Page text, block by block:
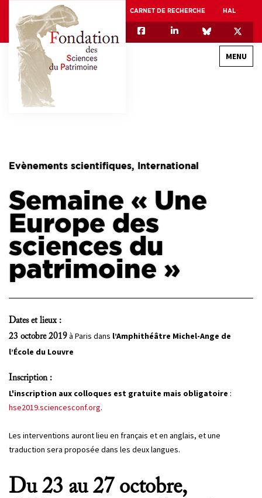
CARNET DE RECHERCHE HAL
MENU
ASSOCIATION DES JEUNES CHERCHEURS EN SCIENCES DU PATRIMOINE – AFJ2CSP
EQUIPEX + ESPADON
AGENDA
Evènements scientifiques, International
Semaine « Une
Europe des
sciences du
patrimoine »
Dates et lieux :
23 octobre 2019 à Paris dans l’Amphithéâtre Michel-Ange de
l’École du Louvre
Inscription :
L'inscription aux colloques est gratuite mais obligatoire :
hse2019.sciencesconf.org.
Les interventions auront lieu en français et en anglais, et une
traduction sera proposée dans les deux langues.
Du 23 au 27 octobre,